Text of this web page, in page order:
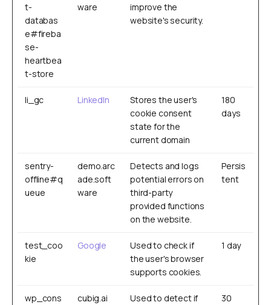
t-
databas
e#fireba
se-
heartbea
t-store
ware
improve the
website's security.
li_gc LinkedIn
Stores the user's
cookie consent
state for the
current domain
180
days
sentry-
offline#q
ueue
demo.arc
ade.soft
ware
Detects and logs
potential errors on
third-party
provided functions
on the website.
Persis
tent
test_coo
kie
Google
Used to check if
the user's browser
supports cookies.
1 day
wp_cons
cubig.ai
Used to detect if
30